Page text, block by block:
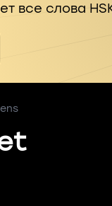
все слова